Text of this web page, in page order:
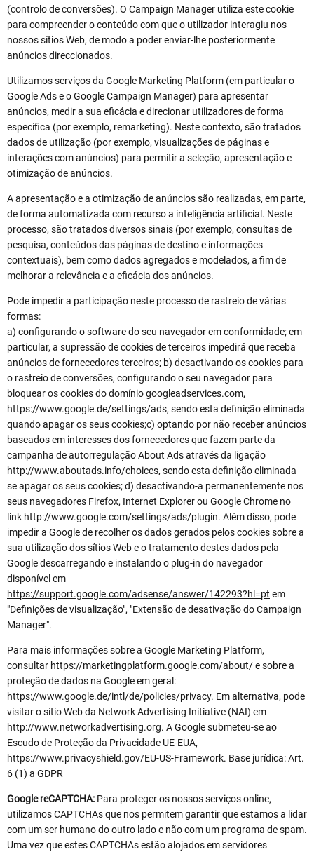
(controlo de conversões). O Campaign Manager utiliza este cookie
para compreender o conteúdo com que o utilizador interagiu nos
nossos sítios Web, de modo a poder enviar-lhe posteriormente
anúncios direccionados.
Utilizamos serviços da Google Marketing Platform (em particular o
Google Ads e o Google Campaign Manager) para apresentar
anúncios, medir a sua eficácia e direcionar utilizadores de forma
específica (por exemplo, remarketing). Neste contexto, são tratados
dados de utilização (por exemplo, visualizações de páginas e
interações com anúncios) para permitir a seleção, apresentação e
otimização de anúncios.
A apresentação e a otimização de anúncios são realizadas, em parte,
de forma automatizada com recurso a inteligência artificial. Neste
processo, são tratados diversos sinais (por exemplo, consultas de
pesquisa, conteúdos das páginas de destino e informações
contextuais), bem como dados agregados e modelados, a fim de
melhorar a relevância e a eficácia dos anúncios.
Pode impedir a participação neste processo de rastreio de várias
formas:
a) configurando o software do seu navegador em conformidade; em
particular, a supressão de cookies de terceiros impedirá que receba
anúncios de fornecedores terceiros; b) desactivando os cookies para
o rastreio de conversões, configurando o seu navegador para
bloquear os cookies do domínio googleadservices.com,
https://www.google.de/settings/ads, sendo esta definição eliminada
quando apagar os seus cookies;c) optando por não receber anúncios
baseados em interesses dos fornecedores que fazem parte da
campanha de autorregulação About Ads através da ligação
http://www.aboutads.info/choices, sendo esta definição eliminada
se apagar os seus cookies; d) desactivando-a permanentemente nos
seus navegadores Firefox, Internet Explorer ou Google Chrome no
link http://www.google.com/settings/ads/plugin. Além disso, pode
impedir a Google de recolher os dados gerados pelos cookies sobre a
sua utilização dos sítios Web e o tratamento destes dados pela
Google descarregando e instalando o plug-in do navegador
disponível em
https://support.google.com/adsense/answer/142293?hl=pt em
"Definições de visualização", "Extensão de desativação do Campaign
Manager".
Para mais informações sobre a Google Marketing Platform,
consultar https://marketingplatform.google.com/about/e sobre a
proteção de dados na Google em geral:
https://www.google.de/intl/de/policies/privacy. Em alternativa, pode
visitar o sítio Web da Network Advertising Initiative (NAI) em
http://www.networkadvertising.org. A Google submeteu-se ao
Escudo de Proteção da Privacidade UE-EUA,
https://www.privacyshield.gov/EU-US-Framework. Base jurídica: Art.
6 (1) a GDPR
Google reCAPTCHA: Para proteger os nossos serviços online,
utilizamos CAPTCHAs que nos permitem garantir que estamos a lidar
com um ser humano do outro lado e não com um programa de spam.
Uma vez que estes CAPTCHAs estão alojados em servidores